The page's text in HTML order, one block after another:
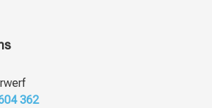
362